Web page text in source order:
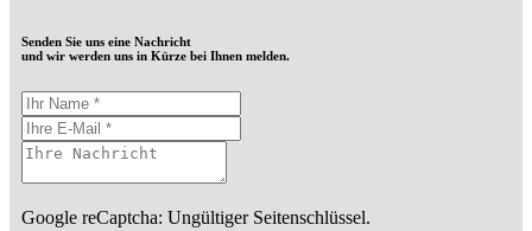
Senden Sie uns eine Nachricht
und wir werden uns in Kürze bei Ihnen melden.
Google reCaptcha: Ungültiger Seitenschlüssel.